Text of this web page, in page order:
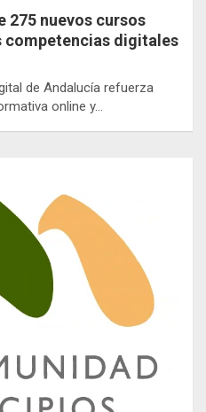
275 nuevos cursos
competencias digitales
de Andalucía refuerza
online y…